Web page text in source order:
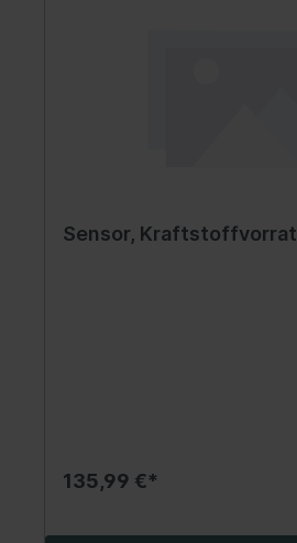
Sensor, Kraftstoffvorrat
135,99 €*